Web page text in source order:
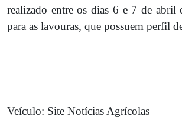
realizado entre os dias 6 e 7 de abril
para as lavouras, que possuem perfil
Veículo: Site Notícias Agrícolas